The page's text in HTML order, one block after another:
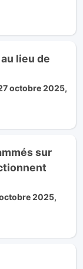
lieu de
octobre 2025,
sur
2025,